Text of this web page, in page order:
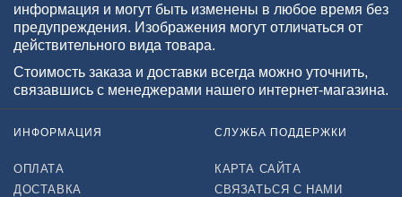
информация и могут быть изменены в любое время без
предупреждения. Изображения могут отличаться от
действительного вида товара.
Стоимость заказа и доставки всегда можно уточнить,
связавшись с менеджерами нашего интернет-магазина.
ИНФОРМАЦИЯ
ОПЛАТА
ДОСТАВКА
СЛУЖБА ПОДДЕРЖКИ
КАРТА САЙТА
СВЯЗАТЬСЯ С НАМИ